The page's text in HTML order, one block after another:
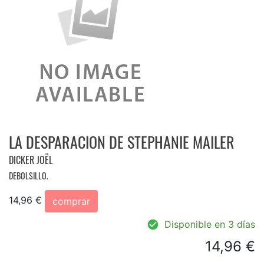
LA DESPARACION DE STEPHANIE MAILER
DICKER JOËL
DEBOLSILLO.
14,96 €
comprar
Disponible en 3 días
14,96 €